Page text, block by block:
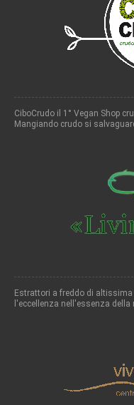
CiboCrudo il 1° Vegan Shop
Mangiando crudo si
Estrattori a freddo di
l'eccellenza nell'essenza della